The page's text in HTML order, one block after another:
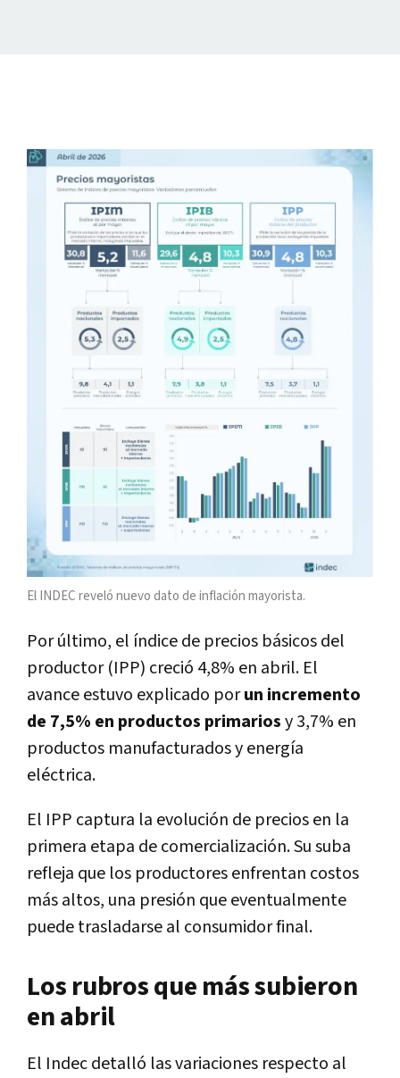
El INDEC reveló nuevo dato de inflación mayorista.
Por último, el índice de precios básicos del
productor (IPP) creció 4,8% en abril. El
avance estuvo explicado porun incremento
de 7,5% en productos primariosy 3,7% en
productos manufacturados y energía
eléctrica.
El IPP captura la evolución de precios en la
primera etapa de comercialización. Su suba
refleja que los productores enfrentan costos
más altos, una presión que eventualmente
puede trasladarse al consumidor final.
Los rubros que más subieron
en abril
El Indec detalló las variaciones respecto al